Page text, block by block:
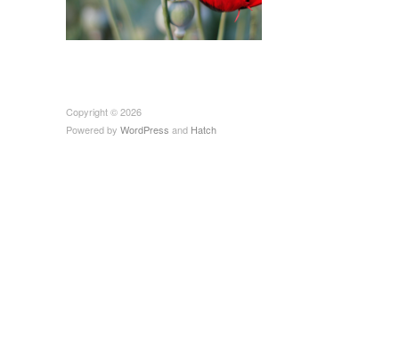
Copyright © 2026
Powered by WordPress and Hatch